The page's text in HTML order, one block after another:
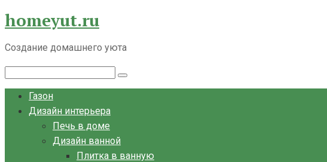
Перейти
к
контенту
homeyut.ru
Создание домашнего уюта
Поиск:
Газон
Дизайн интерьера
Печь в доме
Дизайн ванной
Плитка в ванную